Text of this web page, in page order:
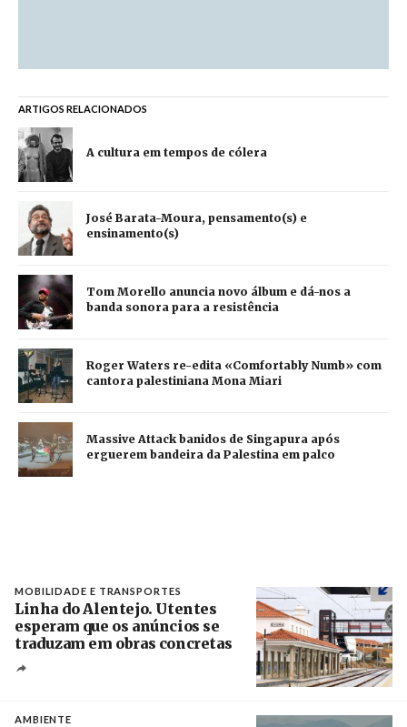
ARTIGOS RELACIONADOS
A cultura em tempos de cólera
José Barata-Moura, pensamento(s) e
ensinamento(s)
Tom Morello anuncia novo álbum e dá-nos a
banda sonora para a resistência
Roger Waters re-edita «Comfortably Numb» com
cantora palestiniana Mona Miari
Massive Attack banidos de Singapura após
erguerem bandeira da Palestina em palco
MOBILIDADE E TRANSPORTES
Linha do Alentejo. Utentes
esperam que os anúncios se
traduzam em obras concretas
AMBIENTE